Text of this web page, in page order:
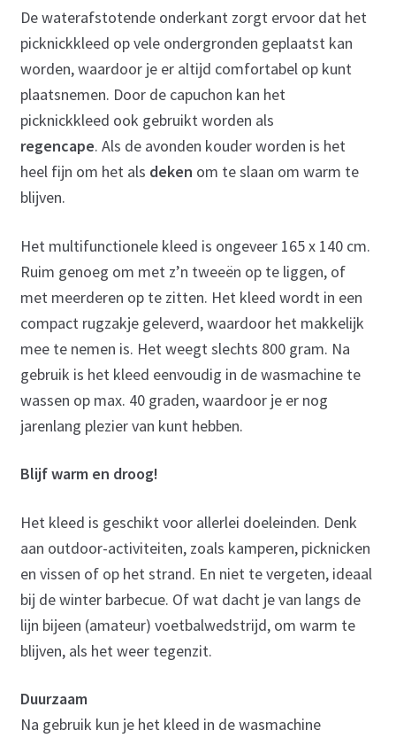
De waterafstotende onderkant zorgt ervoor dat het
picknickkleed op vele ondergronden geplaatst kan
worden, waardoor je er altijd comfortabel op kunt
plaatsnemen. Door de capuchon kan het
picknickkleed ook gebruikt worden als
regencape. Als de avonden kouder worden is het
heel fijn om het als deken om te slaan om warm te
blijven.
Het multifunctionele kleed is ongeveer 165 x 140 cm.
Ruim genoeg om met z’n tweeën op te liggen, of
met meerderen op te zitten. Het kleed wordt in een
compact rugzakje geleverd, waardoor het makkelijk
mee te nemen is. Het weegt slechts 800 gram. Na
gebruik is het kleed eenvoudig in de wasmachine te
wassen op max. 40 graden, waardoor je er nog
jarenlang plezier van kunt hebben.
Blijf warm en droog!
Het kleed is geschikt voor allerlei doeleinden. Denk
aan outdoor-activiteiten, zoals kamperen, picknicken
en vissen of op het strand. En niet te vergeten, ideaal
bij de winter barbecue. Of wat dacht je van langs de
lijn bijeen (amateur) voetbalwedstrijd, om warm te
blijven, als het weer tegenzit.
Duurzaam
Na gebruik kun je het kleed in de wasmachine